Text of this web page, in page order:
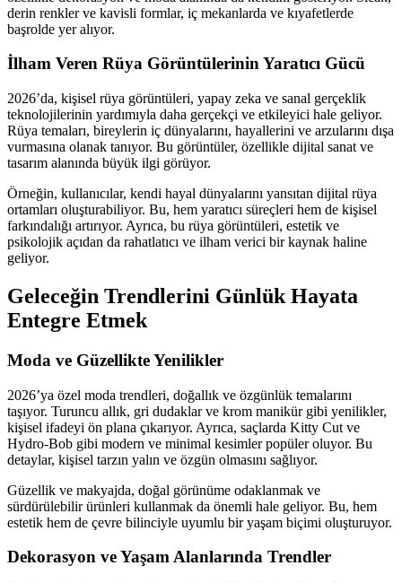
derin renkler ve kavisli formlar, iç mekanlarda ve kıyafetlerde
başrolde yer alıyor.
İlham Veren Rüya Görüntülerinin Yaratıcı Gücü
2026’da, kişisel rüya görüntüleri, yapay zeka ve sanal gerçeklik
teknolojilerinin yardımıyla daha gerçekçi ve etkileyici hale geliyor.
Rüya temaları, bireylerin iç dünyalarını, hayallerini ve arzularını dışa
vurmasına olanak tanıyor. Bu görüntüler, özellikle dijital sanat ve
tasarım alanında büyük ilgi görüyor.
Örneğin, kullanıcılar, kendi hayal dünyalarını yansıtan dijital rüya
ortamları oluşturabiliyor. Bu, hem yaratıcı süreçleri hem de kişisel
farkındalığı artırıyor. Ayrıca, bu rüya görüntüleri, estetik ve
psikolojik açıdan da rahatlatıcı ve ilham verici bir kaynak haline
geliyor.
Geleceğin Trendlerini Günlük Hayata
Entegre Etmek
Moda ve Güzellikte Yenilikler
2026’ya özel moda trendleri, doğallık ve özgünlük temalarını
taşıyor. Turuncu allık, gri dudaklar ve krom manikür gibi yenilikler,
kişisel ifadeyi ön plana çıkarıyor. Ayrıca, saçlarda Kitty Cut ve
Hydro-Bob gibi modern ve minimal kesimler popüler oluyor. Bu
detaylar, kişisel tarzın yalın ve özgün olmasını sağlıyor.
Güzellik ve makyajda, doğal görünüme odaklanmak ve
sürdürülebilir ürünleri kullanmak da önemli hale geliyor. Bu, hem
estetik hem de çevre bilinciyle uyumlu bir yaşam biçimi oluşturuyor.
Dekorasyon ve Yaşam Alanlarında Trendler